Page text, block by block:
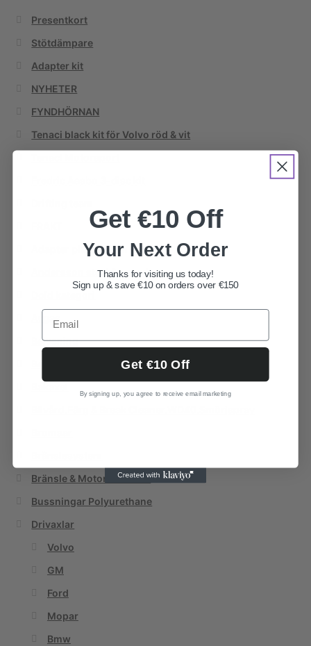
Presentkort
Stötdämpare
Adapter kit
NYHETER
FYNDHÖRNAN
Tenaci black kit för Volvo röd & vit
Adapter platta "Twin Clutch"
Andersson steel & speed
Avgas
Belysning
Bränsle & Motor tillsatser
Bussningar Polyurethane
Drivaxlar
Volvo
GM
Ford
Mopar
Bmw
Get €10 Off
Your Next Order
Thanks for visiting us today!
Sign up & save €10 on orders over €150
Get €10 Off
By signing up, you agree to receive email marketing